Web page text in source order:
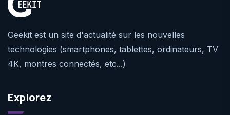
Geekit est un site d'actualité sur les nouvelles
technologies (smartphones, tablettes, ordinateurs, TV
4K, montres connectés, etc...)
Explorez